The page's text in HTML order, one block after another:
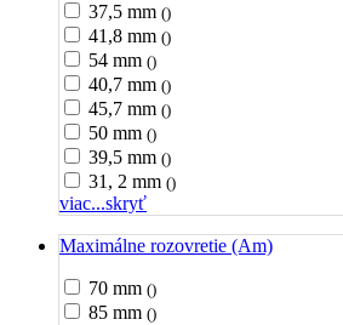
37,5 mm ()
41,8 mm ()
54 mm ()
40,7 mm ()
45,7 mm ()
50 mm ()
39,5 mm ()
31, 2 mm ()
viac...skryť
Maximálne rozovretie (Am)
70 mm ()
85 mm ()